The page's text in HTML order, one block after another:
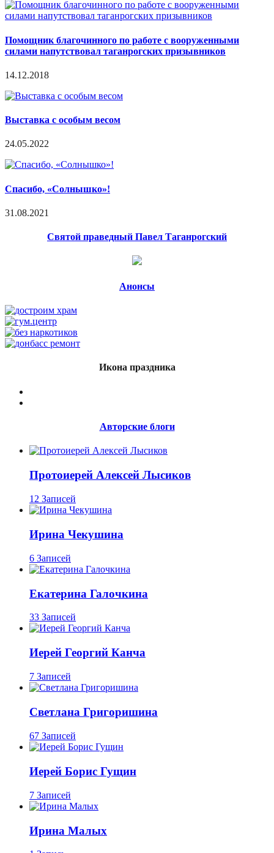
Помощник благочинного по работе с вооруженными
силами напутствовал таганрогских призывников
14.12.2018
Выставка с особым весом
24.05.2022
Спасибо, «Солнышко»!
31.08.2021
Святой праведный Павел Таганрогский
Анонсы
Икона праздника
Авторские блоги
Протоиерей Алексей Лысиков
12 Записей
Ирина Чекушина
6 Записей
Екатерина Галочкина
33 Записей
Иерей Георгий Канча
7 Записей
Светлана Григоришина
67 Записей
Иерей Борис Гущин
7 Записей
Ирина Малых